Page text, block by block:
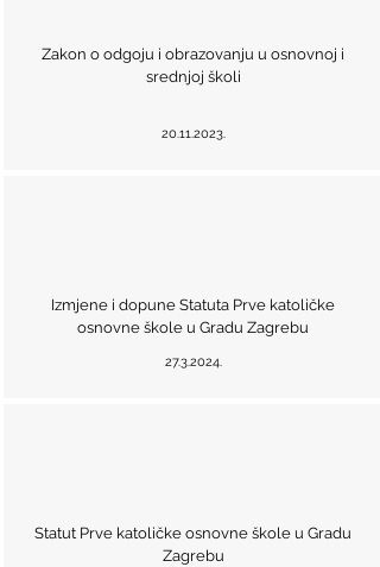
Zakon o odgoju i obrazovanju u osnovnoj i
srednjoj školi
20.11.2023.
Izmjene i dopune Statuta Prve katoličke
osnovne škole u Gradu Zagrebu
27.3.2024.
Statut Prve katoličke osnovne škole u Gradu
Zagrebu